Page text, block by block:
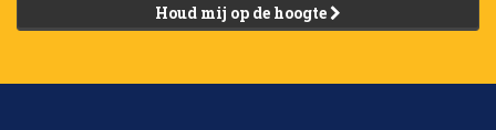
Houd mij op de hoogte